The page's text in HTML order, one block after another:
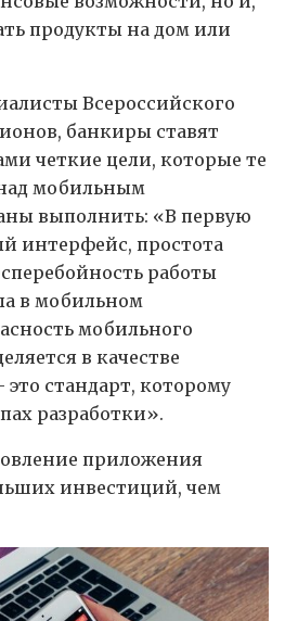
продукты на дом или
Всероссийского
банкиры ставят
четкие цели, которые те
мобильным
выполнить: «В первую
интерфейс, простота
работы
в мобильном
мобильного
в качестве
стандарт, которому
разработки».
приложения
инвестиций, чем